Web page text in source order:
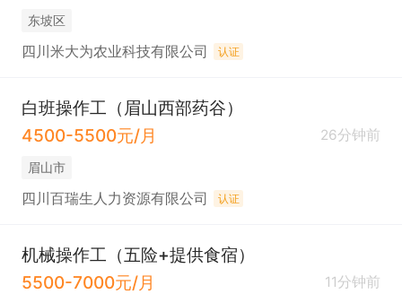
东坡区
四川米大为农业科技有限公司 认证
白班操作工（眉山西部药谷）
4500-5500元/月
26分钟前
眉山市
四川百瑞生人力资源有限公司 认证
机械操作工（五险+提供食宿）
5500-7000元/月
11分钟前